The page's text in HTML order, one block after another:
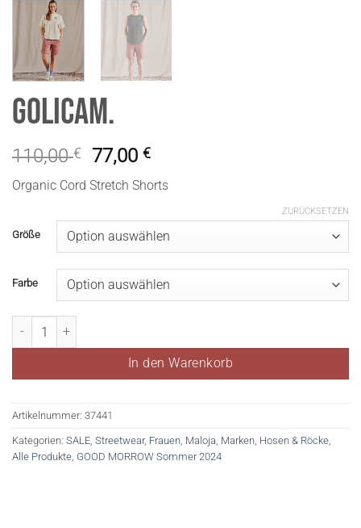
GolicaM.
110,00€ 77,00€
Organic Cord Stretch Shorts
Größe
Farbe
ZURÜCKSETZEN
GolicaM. Menge
In den Warenkorb
Artikelnummer: 37441
Kategorien: SALE, Streetwear, Frauen, Maloja, Marken, Hosen & Röcke,
Alle Produkte, GOOD MORROW Sommer 2024